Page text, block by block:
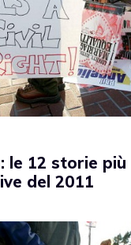
le 12 storie più
del 2011